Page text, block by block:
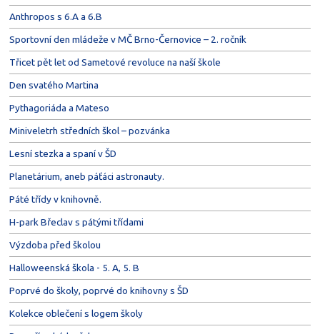
Anthropos s 6.A a 6.B
Sportovní den mládeže v MČ Brno-Černovice – 2. ročník
Třicet pět let od Sametové revoluce na naší škole
Den svatého Martina
Pythagoriáda a Mateso
Miniveletrh středních škol – pozvánka
Lesní stezka a spaní v ŠD
Planetárium, aneb páťáci astronauty.
Páté třídy v knihovně.
H-park Břeclav s pátými třídami
Výzdoba před školou
Halloweenská škola - 5. A, 5. B
Poprvé do školy, poprvé do knihovny s ŠD
Kolekce oblečení s logem školy